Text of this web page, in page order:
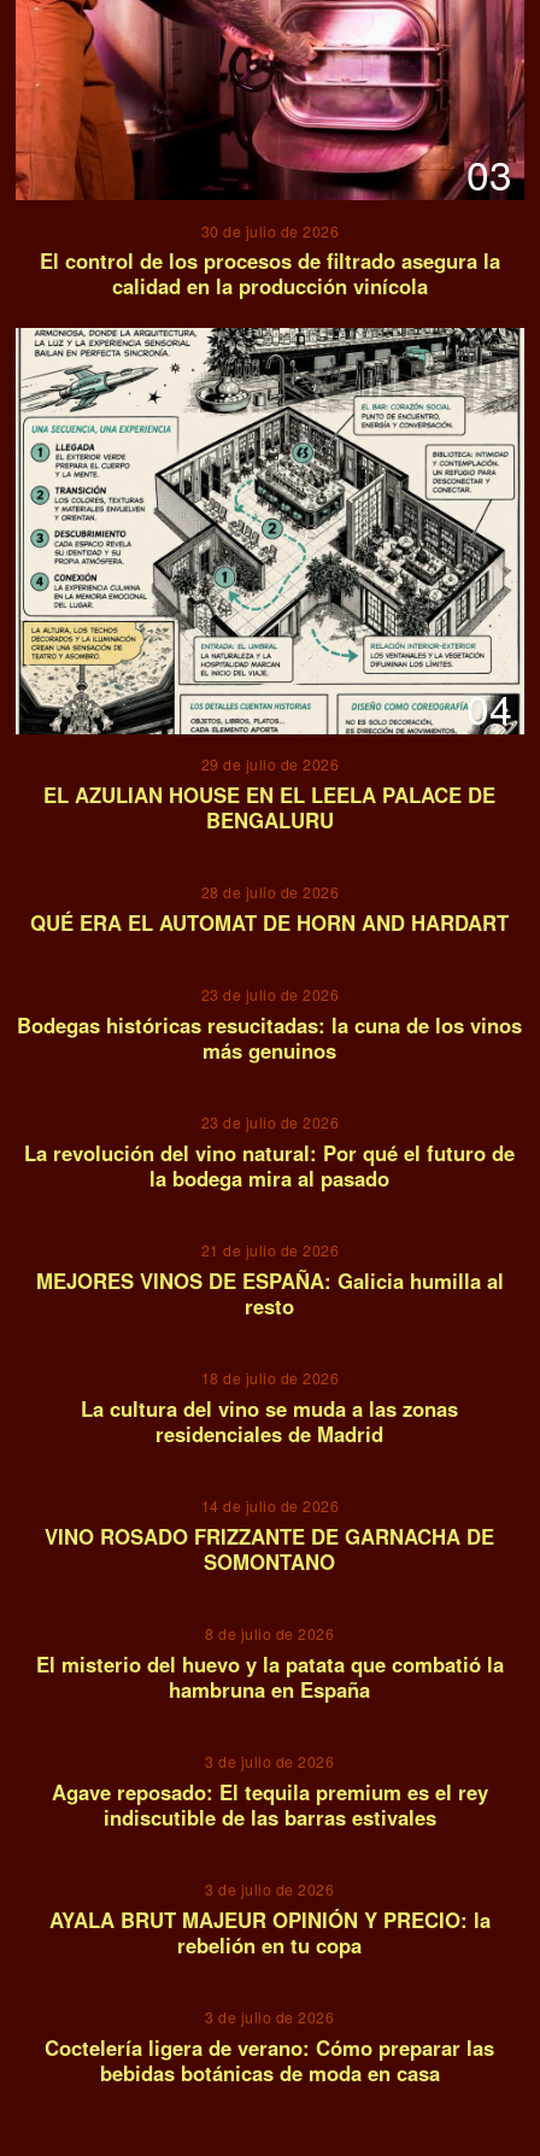
03
30 de julio de 2026
El control de los procesos de filtrado asegura la
calidad en la producción vinícola
04
29 de julio de 2026
EL AZULIAN HOUSE EN EL LEELA PALACE DE
BENGALURU
28 de julio de 2026
QUÉ ERA EL AUTOMAT DE HORN AND HARDART
06
23 de julio de 2026
Bodegas históricas resucitadas: la cuna de los vinos
más genuinos
23 de julio de 2026
La revolución del vino natural: Por qué el futuro de
la bodega mira al pasado
21 de julio de 2026
MEJORES VINOS DE ESPAÑA: Galicia humilla al
resto
18 de julio de 2026
La cultura del vino se muda a las zonas
residenciales de Madrid
14 de julio de 2026
VINO ROSADO FRIZZANTE DE GARNACHA DE
SOMONTANO
8 de julio de 2026
El misterio del huevo y la patata que combatió la
hambruna en España
3 de julio de 2026
Agave reposado: El tequila premium es el rey
indiscutible de las barras estivales
3 de julio de 2026
AYALA BRUT MAJEUR OPINIÓN Y PRECIO: la
rebelión en tu copa
3 de julio de 2026
Coctelería ligera de verano: Cómo preparar las
bebidas botánicas de moda en casa